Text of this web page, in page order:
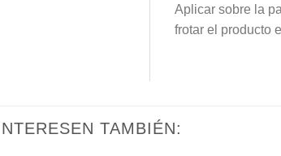
Aplicar sobre la
frotar el producto
TAMBIÉN: